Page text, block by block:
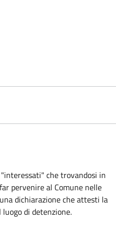
che trovandosi in
pervenire al Comune nelle
dichiarazione che attesti la
di detenzione.